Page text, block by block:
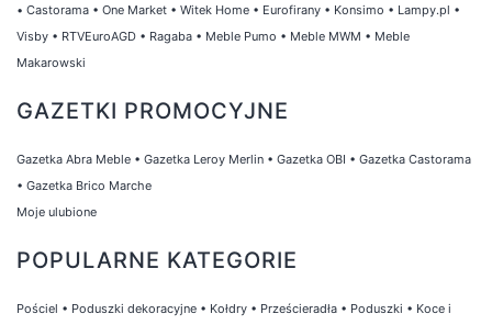
• Castorama • One Market • Witek Home • Eurofirany • Konsimo • Lampy.pl •
Visby • RTVEuroAGD • Ragaba • Meble Pumo • Meble MWM • Meble
Makarowski
GAZETKI PROMOCYJNE
Gazetka Abra Meble • Gazetka Leroy Merlin • Gazetka OBI • Gazetka Castorama
• Gazetka Brico Marche
Moje ulubione
POPULARNE KATEGORIE
Pościel • Poduszki dekoracyjne • Kołdry • Prześcieradła • Poduszki • Koce i